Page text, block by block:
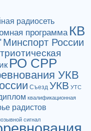
радиосеть
программа КВ
Минспорт России
РО СРР
УКВ
Съезд УКВ УТС
квалификационная
радистов
сигнал